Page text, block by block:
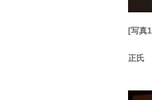
[写真
正氏